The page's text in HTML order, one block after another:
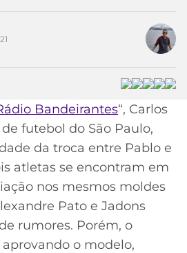
Bandeirantes“, Carlos
futebol do São Paulo,
da troca entre Pablo e
atletas se encontram em
nos mesmos moldes
Pato e Jadons
rumores. Porém, o
o modelo,